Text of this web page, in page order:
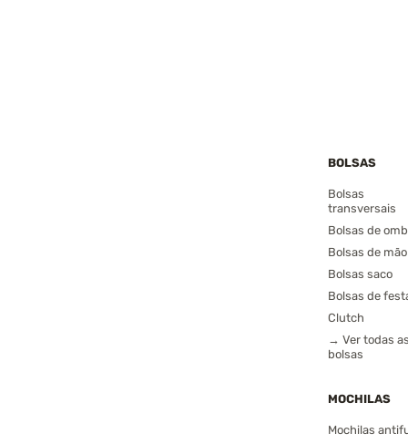
BOLSAS
Bolsas
transversais
Bolsas de
Bolsas de mão
Bolsas saco
Bolsas de
Clutch
→ Ver todas
bolsas
MOCHILAS
Mochilas